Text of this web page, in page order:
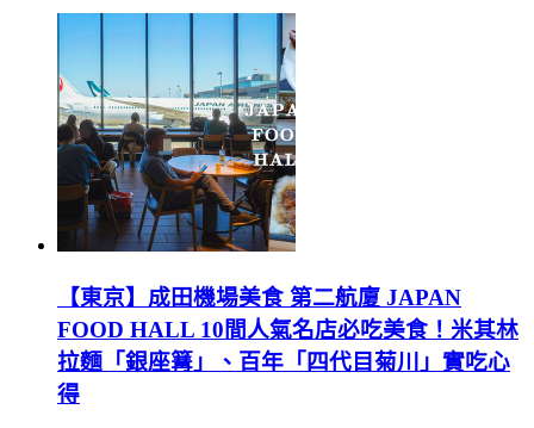
【東京】成田機場美食 第二航廈 JAPAN
FOOD HALL 10間人氣名店必吃美食！米其林
拉麵「銀座篝」、百年「四代目菊川」實吃心
得